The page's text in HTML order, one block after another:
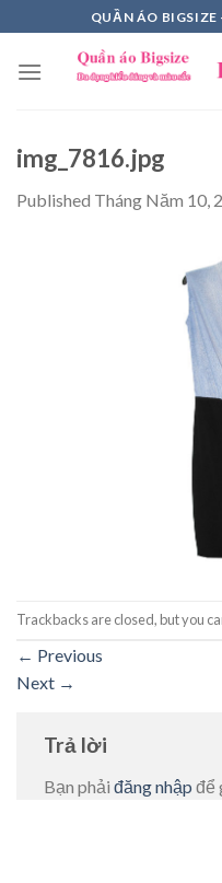
to
content
QUẦN ÁO
img_7816.jpg
Published Tháng Năm 10,
Trackbacks are closed, but you
← Previous
Next →
Trả lời
Bạn phải đăng nhập để